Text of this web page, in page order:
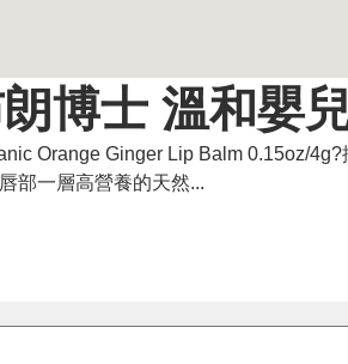
博士 溫和嬰
Orange Ginger Lip Balm 0.15oz/
部一層高營養的天然...